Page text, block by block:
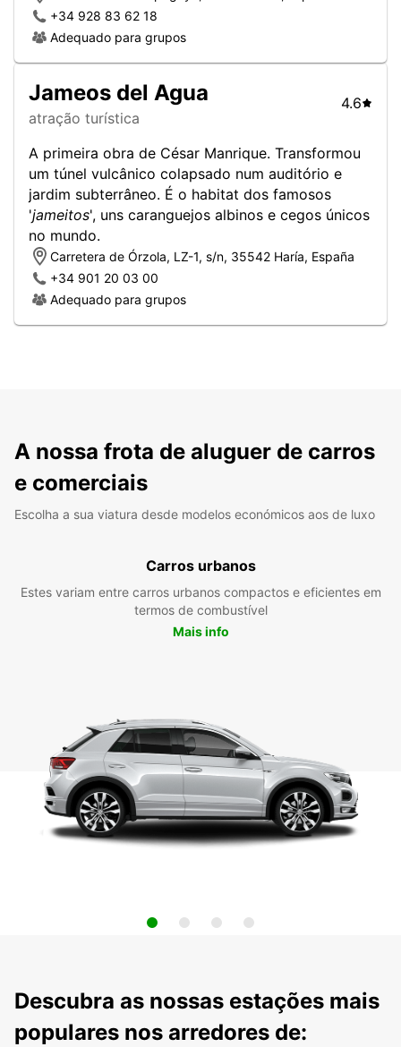
+34 928 83 62 18
Adequado para grupos
Jameos del Agua
atração turística
4.6
A primeira obra de César Manrique. Transformou
um túnel vulcânico colapsado num auditório e
jardim subterrâneo. É o habitat dos famosos
'jameitos', uns caranguejos albinos e cegos únicos
no mundo.
Carretera de Órzola, LZ-1, s/n, 35542 Haría, España
+34 901 20 03 00
Adequado para grupos
A nossa frota de aluguer de carros
e comerciais
Escolha a sua viatura desde modelos económicos aos de luxo
Carros urbanos
Estes variam entre carros urbanos compactos e eficientes em
termos de combustível
Mais info
Descubra as nossas estações mais
populares nos arredores de: